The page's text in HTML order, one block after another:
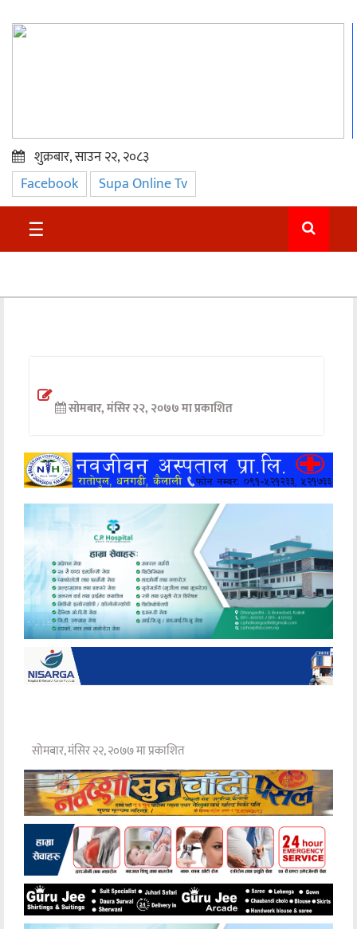
प्रमुख
समाचार
सुदुर
अन्तर्वार्ता
खेलकुद
मनोरञ्जन
अन्य
शुक्रबार, साउन २२, २०८३
Facebook Supa Online Tv
☰
सोमबार, मंसिर २२, २०७७ मा प्रकाशित
सोमबार, मंसिर २२, २०७७ मा प्रकाशित